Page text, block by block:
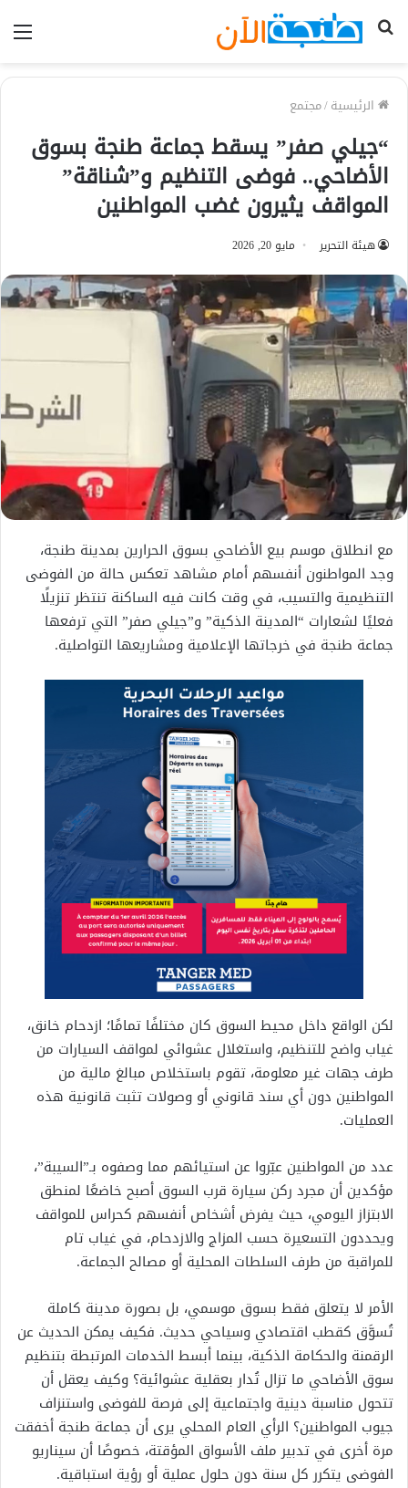
بحث
الرئيسية/مجتمع
“جيلي صفر” يسقط جماعة طنجة بسوق
الأضاحي.. فوضى التنظيم و”شناقة”
المواقف يثيرون غضب المواطنين
هيئة التحرير مايو 20, 2026
مع انطلاق موسم بيع الأضاحي بسوق الحرارين بمدينة طنجة،
وجد المواطنون أنفسهم أمام مشاهد تعكس حالة من الفوضى
التنظيمية والتسيب، في وقت كانت فيه الساكنة تنتظر تنزيلًا
فعليًا لشعارات “المدينة الذكية” و”جيلي صفر” التي ترفعها
جماعة طنجة في خرجاتها الإعلامية ومشاريعها التواصلية.
لكن الواقع داخل محيط السوق كان مختلفًا تمامًا؛ ازدحام خانق،
غياب واضح للتنظيم، واستغلال عشوائي لمواقف السيارات من
طرف جهات غير معلومة، تقوم باستخلاص مبالغ مالية من
المواطنين دون أي سند قانوني أو وصولات تثبت قانونية هذه
العمليات.
عدد من المواطنين عبّروا عن استيائهم مما وصفوه بـ”السيبة”،
مؤكدين أن مجرد ركن سيارة قرب السوق أصبح خاضعًا لمنطق
الابتزاز اليومي، حيث يفرض أشخاص أنفسهم كحراس للمواقف
ويحددون التسعيرة حسب المزاج والازدحام، في غياب تام
للمراقبة من طرف السلطات المحلية أو مصالح الجماعة.
الأمر لا يتعلق فقط بسوق موسمي، بل بصورة مدينة كاملة
تُسوَّق كقطب اقتصادي وسياحي حديث. فكيف يمكن الحديث عن
الرقمنة والحكامة الذكية، بينما أبسط الخدمات المرتبطة بتنظيم
سوق الأضاحي ما تزال تُدار بعقلية عشوائية؟ وكيف يعقل أن
تتحول مناسبة دينية واجتماعية إلى فرصة للفوضى واستنزاف
جيوب المواطنين؟ الرأي العام المحلي يرى أن جماعة طنجة أخفقت
مرة أخرى في تدبير ملف الأسواق المؤقتة، خصوصًا أن سيناريو
الفوضى يتكرر كل سنة دون حلول عملية أو رؤية استباقية.